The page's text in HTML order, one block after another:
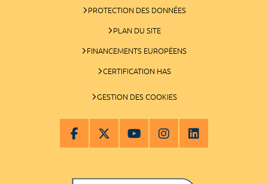
PROTECTION DES DONNÉES
PLAN DU SITE
FINANCEMENTS EUROPÉENS
CERTIFICATION HAS
GESTION DES COOKIES